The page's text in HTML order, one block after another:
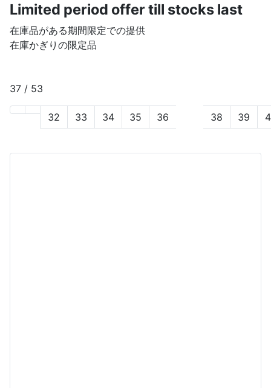
Limited period offer till stocks last
在庫品がある期間限定での提供
在庫かぎりの限定品
37 / 53
32 33 34 35 36 38 39